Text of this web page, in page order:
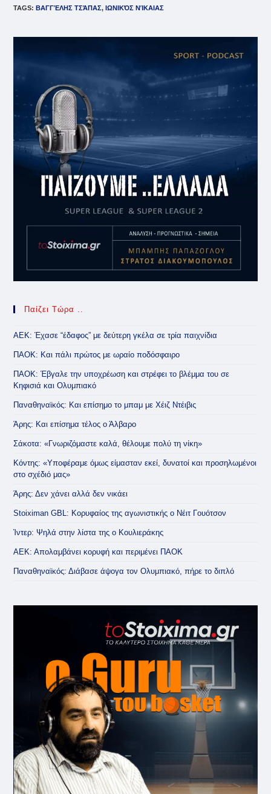
TAGS: ΒΑΓΓΈΛΗΣ ΤΣΆΠΑΣ, ΙΩΝΙΚΌΣ ΝΊΚΑΙΑΣ
Παίζει Τώρα ..
ΑΕΚ: Έχασε “έδαφος” με δεύτερη γκέλα σε τρία παιχνίδια
ΠΑΟΚ: Και πάλι πρώτος με ωραίο ποδόσφαιρο
ΠΑΟΚ: Έβγαλε την υποχρέωση και στρέφει το βλέμμα του σε
Κηφισιά και Ολυμπιακό
Παναθηναϊκός: Και επίσημο το μπαμ με Χέιζ Ντέιβις
Άρης: Και επίσημα τέλος ο Άλβαρο
Σάκοτα: «Γνωριζόμαστε καλά, θέλουμε πολύ τη νίκη»
Κόντης: «Υποφέραμε όμως είμασταν εκεί, δυνατοί και προσηλωμένοι
στο σχέδιό μας»
Άρης: Δεν χάνει αλλά δεν νικάει
Stoiximan GBL: Κορυφαίος της αγωνιστικής ο Νέιτ Γουότσον
Ίντερ: Ψηλά στην λίστα της ο Κουλιεράκης
ΑΕΚ: Απολαμβάνει κορυφή και περιμένει ΠΑΟΚ
Παναθηναϊκός: Διάβασε άψογα τον Ολυμπιακό, πήρε το διπλό